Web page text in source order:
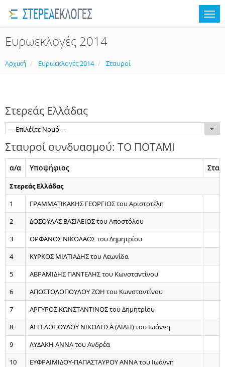
Ευρωεκλογές 2014
Αρχική Ευρωεκλογές 2014 Σταυροί
Στερεάς Ελλάδας
--- Επιλέξτε Νομό ---
Σταυροί συνδυασμού: ΤΟ ΠΟΤΑΜΙ
α/α Υποψήφιος
Στερεάς Ελλάδας
1
ΓΡΑΜΜΑΤΙΚΑΚΗΣ ΓΕΩΡΓΙΟΣ του Αριστοτέλη
2
ΔΟΣΟΥΛΑΣ ΒΑΣΙΛΕΙΟΣ του Αποστόλου
3
ΟΡΦΑΝΟΣ ΝΙΚΟΛΑΟΣ του Δημητρίου
4
ΚΥΡΚΟΣ ΜΙΛΤΙΑΔΗΣ του Λεωνίδα
5
ΑΒΡΑΜΙΔΗΣ ΠΑΝΤΕΛΗΣ του Κωνσταντίνου
6
ΑΠΟΣΤΟΛΟΠΟΥΛΟΥ ΖΩΗ του Κωνσταντίνου
7
ΑΡΓΥΡΟΣ ΚΩΝΣΤΑΝΤΙΝΟΣ του Δημητρίου
8
ΑΓΓΕΛΟΠΟΥΛΟΥ ΝΙΚΟΛΙΤΣΑ (ΛΙΛΗ) του Ιωάννη
9
ΛΥΔΑΚΗ ΑΝΝΑ του Ανδρέα
10
ΕΥΦΡΑΙΜΙΔΟΥ-ΠΑΠΑΣΤΑΥΡΟΥ ΑΝΝΑ του Ιωάννη